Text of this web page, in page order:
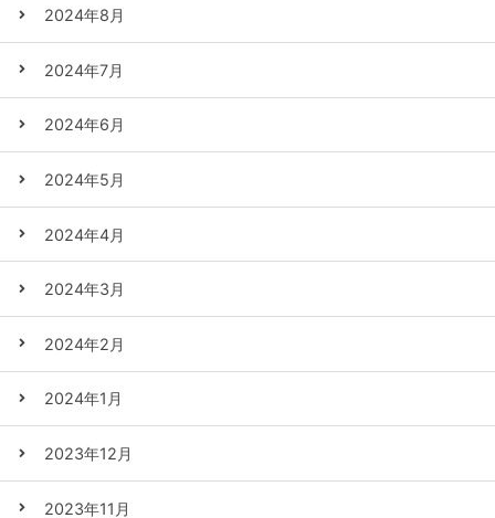
2024年8月
2024年7月
2024年6月
2024年5月
2024年4月
2024年3月
2024年2月
2024年1月
2023年12月
2023年11月